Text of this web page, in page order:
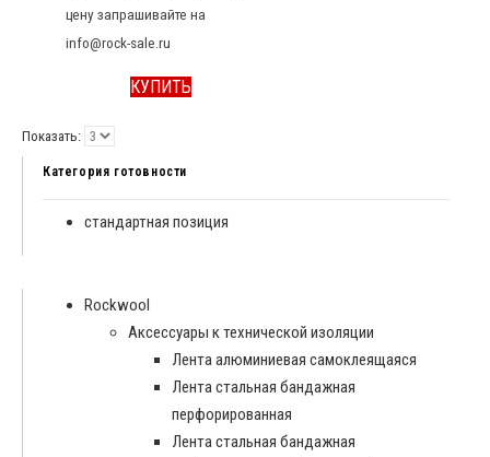
цену запрашивайте на
info@rock-sale.ru
КУПИТЬ
Показать:
Категория готовности
стандартная позиция
Rockwool
Аксессуары к технической изоляции
Лента алюминиевая самоклеящаяся
Лента стальная бандажная
перфорированная
Лента стальная бандажная